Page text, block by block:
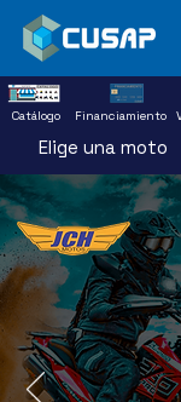
Catálogo Financiamiento
Elige una moto